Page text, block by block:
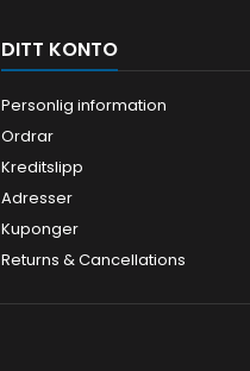
DITT KONTO
Personlig information
Ordrar
Kreditslipp
Adresser
Kuponger
Returns & Cancellations